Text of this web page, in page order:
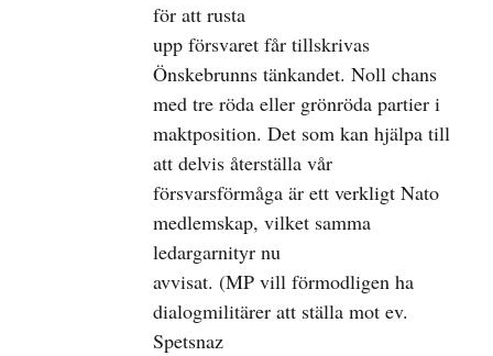
för att rusta
upp försvaret får tillskrivas
Önskebrunns tänkandet. Noll chans
med tre röda eller grönröda partier i
maktposition. Det som kan hjälpa till
att delvis återställa vår
försvarsförmåga är ett verkligt Nato
medlemskap, vilket samma
ledargarnityr nu
avvisat. (MP vill förmodligen ha
dialogmilitärer att ställa mot ev.
Spetsnaz